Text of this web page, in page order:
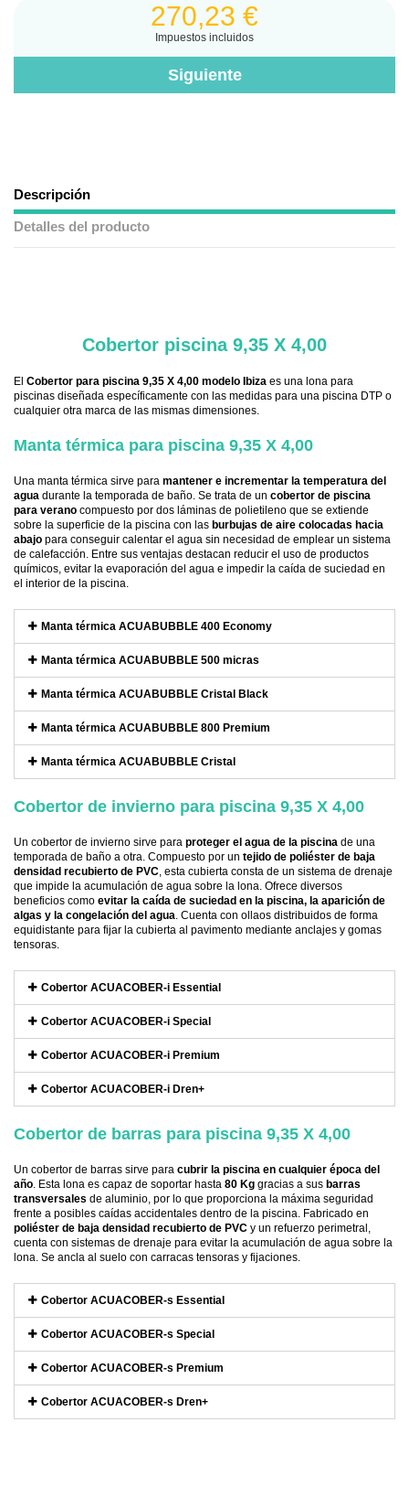
270,23 €
Impuestos incluidos
Descripción
Detalles del producto
Cobertor piscina 9,35 X 4,00
El Cobertor para piscina 9,35 X 4,00 modelo Ibiza es una lona para
piscinas diseñada específicamente con las medidas para una piscina DTP o
cualquier otra marca de las mismas dimensiones.
Manta térmica para piscina 9,35 X 4,00
Una manta térmica sirve para mantener e incrementar la temperatura del
agua durante la temporada de baño. Se trata de un cobertor de piscina
para verano compuesto por dos láminas de polietileno que se extiende
sobre la superficie de la piscina con las burbujas de aire colocadas hacia
abajo para conseguir calentar el agua sin necesidad de emplear un sistema
de calefacción. Entre sus ventajas destacan reducir el uso de productos
químicos, evitar la evaporación del agua e impedir la caída de suciedad en
el interior de la piscina.
Manta térmica ACUABUBBLE 400 Economy
Manta térmica ACUABUBBLE 500 micras
Manta térmica ACUABUBBLE Cristal Black
Manta térmica ACUABUBBLE 800 Premium
Manta térmica ACUABUBBLE Cristal
Cobertor de invierno para piscina 9,35 X 4,00
Un cobertor de invierno sirve para proteger el agua de la piscina de una
temporada de baño a otra. Compuesto por un tejido de poliéster de baja
densidad recubierto de PVC , esta cubierta consta de un sistema de drenaje
que impide la acumulación de agua sobre la lona. Ofrece diversos
beneficios como evitar la caída de suciedad en la piscina, la aparición de
algas y la congelación del agua . Cuenta con ollaos distribuidos de forma
equidistante para fijar la cubierta al pavimento mediante anclajes y gomas
tensoras.
Cobertor ACUACOBER-i Essential
Cobertor ACUACOBER-i Special
Cobertor ACUACOBER-i Premium
Cobertor ACUACOBER-i Dren+
Cobertor de barras para piscina 9,35 X 4,00
Un cobertor de barras sirve para cubrir la piscina en cualquier época del
año . Esta lona es capaz de soportar hasta 80 Kg gracias a sus barras
transversales de aluminio, por lo que proporciona la máxima seguridad
frente a posibles caídas accidentales dentro de la piscina. Fabricado en
poliéster de baja densidad recubierto de PVC y un refuerzo perimetral,
cuenta con sistemas de drenaje para evitar la acumulación de agua sobre la
lona. Se ancla al suelo con carracas tensoras y fijaciones.
Cobertor ACUACOBER-s Essential
Cobertor ACUACOBER-s Special
Cobertor ACUACOBER-s Premium
Cobertor ACUACOBER-s Dren+